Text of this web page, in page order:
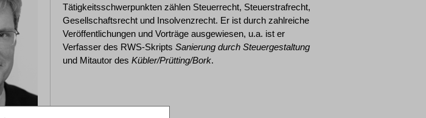
Tätigkeitsschwerpunkten zählen Steuerrecht, Steuerstrafrecht,
Gesellschaftsrecht und Insolvenzrecht. Er ist durch zahlreiche
Veröffentlichungen und Vorträge ausgewiesen, u.a. ist er
Verfasser des RWS-Skripts Sanierung durch Steuergestaltung
und Mitautor des Kübler/Prütting/Bork.